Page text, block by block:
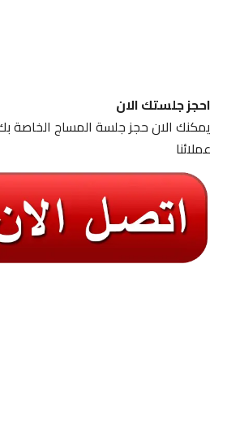
احجز جلستك الان
يمكنك الان حجز جلسة المساج الخاصة
عملائنا